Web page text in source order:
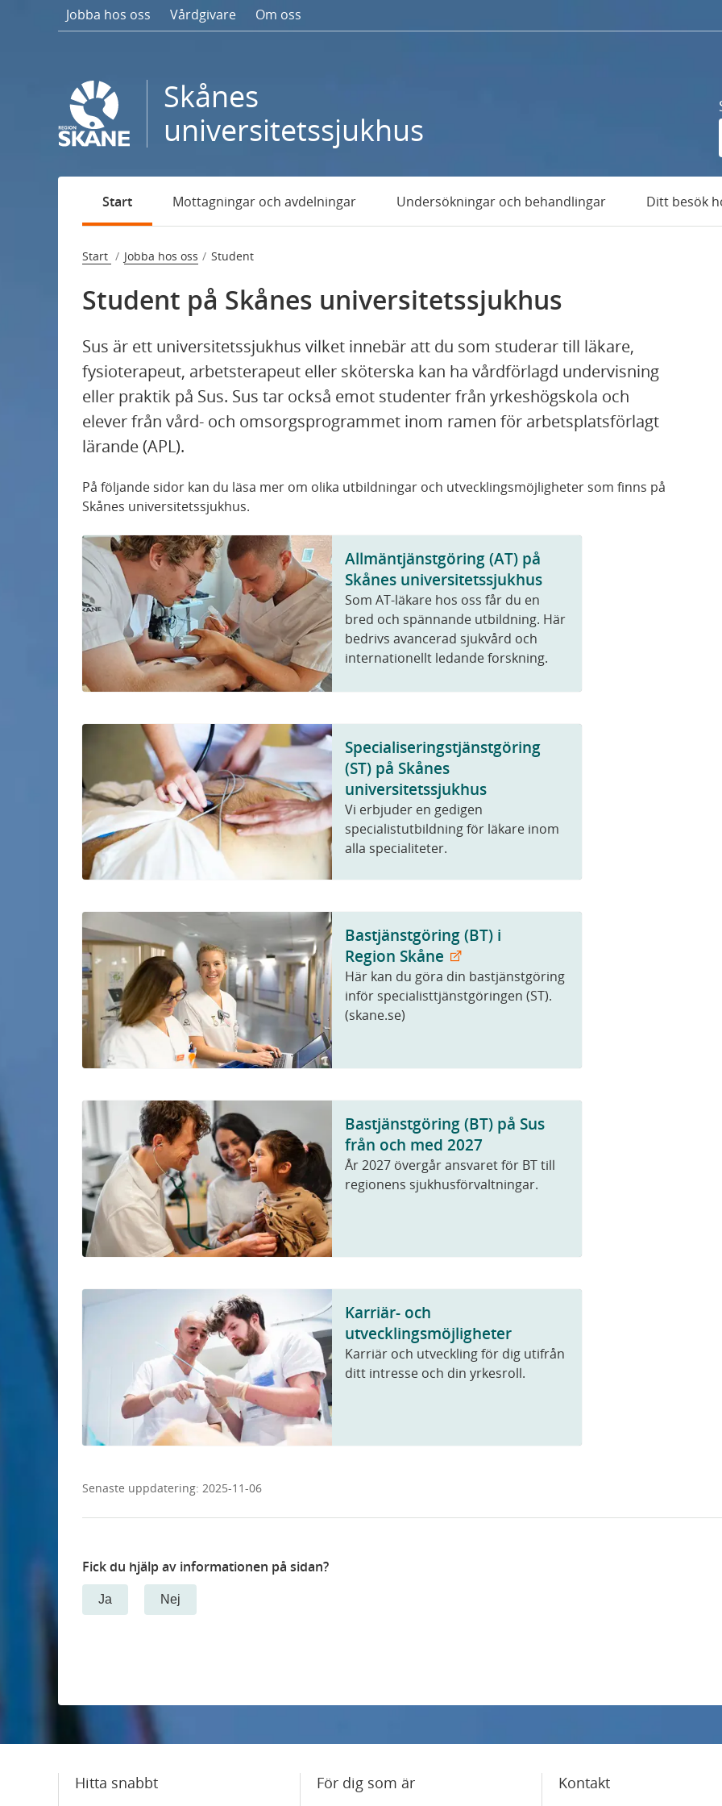
Att jobba på Skånes universitetssjukhus
Karriär- och utvecklingsmöjligheter
Resursteamet
Student
ST-tjänstgöring
Timanställning
Sök jobb på Skånes universitetssjukhus
Bastjänstgöring (BT) på Sus från och med 2027
Jobba hos oss Vårdgivare Om oss
Skånes
universitetssjukhus
Start Mottagningar och avdelningar Undersökningar och behandlingar Ditt besök
Start Jobba hos oss Student
Student på Skånes universitetssjukhus
Sus är ett universitetssjukhus vilket innebär att du som studerar till läkare,
fysioterapeut, arbetsterapeut eller sköterska kan ha vårdförlagd undervisning
eller praktik på Sus. Sus tar också emot studenter från yrkeshögskola och
elever från vård- och omsorgsprogrammet inom ramen för arbetsplatsförlagt
lärande (APL).
På följande sidor kan du läsa mer om olika utbildningar och utvecklingsmöjligheter som finns på
Skånes universitetssjukhus.
Allmäntjänstgöring (AT) på
Skånes universitetssjukhus
Som AT-läkare hos oss får du en
bred och spännande utbildning. Här
bedrivs avancerad sjukvård och
internationellt ledande forskning.
Specialiseringstjänstgöring
(ST) på Skånes
universitetssjukhus
Vi erbjuder en gedigen
specialistutbildning för läkare inom
alla specialiteter.
Bastjänstgöring (BT) i
Region Skåne
Här kan du göra din bastjänstgöring
inför specialisttjänstgöringen (ST).
(skane.se)
Bastjänstgöring (BT) på Sus
från och med 2027
År 2027 övergår ansvaret för BT till
regionens sjukhusförvaltningar.
Karriär- och
utvecklingsmöjligheter
Karriär och utveckling för dig utifrån
ditt intresse och din yrkesroll.
Senaste uppdatering: 2025-11-06
Fick du hjälp av informationen på sidan?
Ja Nej
Hitta snabbt För dig som är Kontakt